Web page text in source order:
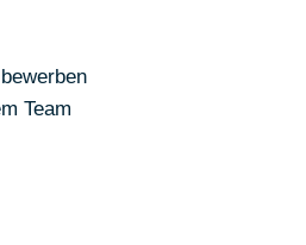
Team